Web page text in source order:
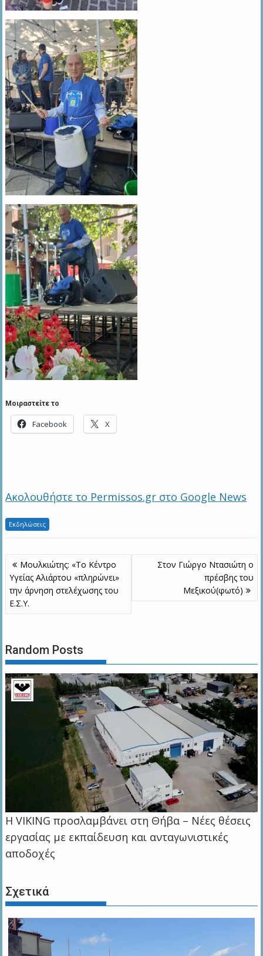
Μοιραστείτε το
Facebook X
Ακολουθήστε το Permissos.gr στο Google News
Εκδηλώσεις
Πλοήγηση
άρθρων
Μουλκιώτης: «Το Κέντρο
Υγείας Αλιάρτου «πληρώνει»
την άρνηση στελέχωσης του
Ε.Σ.Υ.
Στον Γιώργο Ντασιώτη ο
πρέσβης του
Μεξικού(φωτό)
Random Posts
Η VIKING προσλαμβάνει στη Θήβα – Νέες θέσεις
εργασίας με εκπαίδευση και ανταγωνιστικές
αποδοχές
Σχετικά